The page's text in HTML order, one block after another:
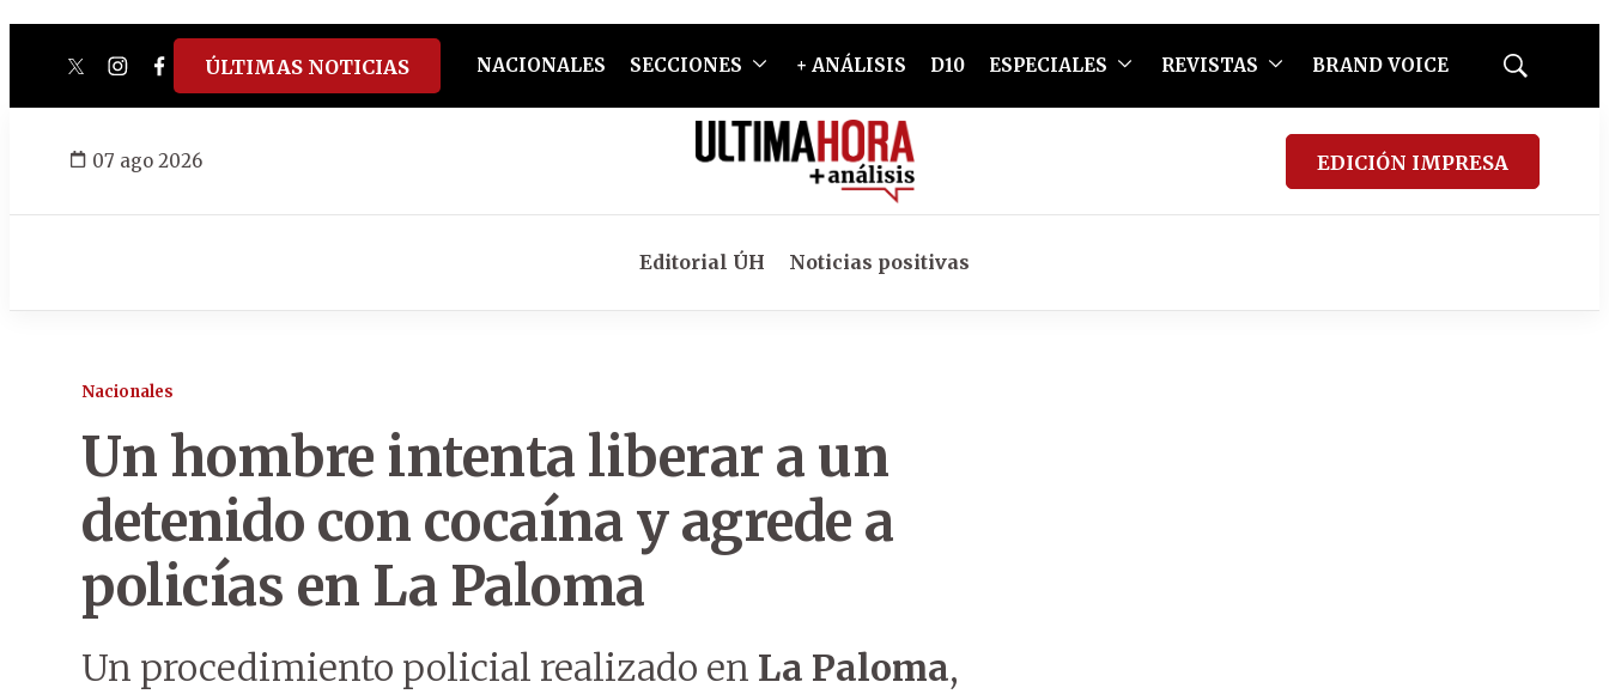
twitterinstagram
facebook
tiktokyoutube
spotify
ÚLTIMAS NOTICIAS NACIONALES SECCIONES + ANÁLISIS D10 ESPECIALES REVISTAS BRAND VOICE
Mostrar
07 ago 2026 EDICIÓN IMPRESA
Editorial ÚH Noticias positivas
Nacionales
Un hombre intenta liberar a un
detenido con cocaína y agrede a
policías en La Paloma
Un procedimiento policial realizado en La Paloma,